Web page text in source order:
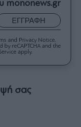
mononews.gr
ΕΓΓΡΑΦΗ
and Privacy Notice.
by reCAPTCHA and the
apply.
σας